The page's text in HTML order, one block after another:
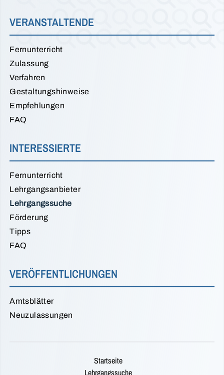
VERANSTALTENDE
Fernunterricht
Zulassung
Verfahren
Gestaltungshinweise
Empfehlungen
FAQ
INTERESSIERTE
Fernunterricht
Lehrgangsanbieter
Lehrgangssuche
Förderung
Tipps
FAQ
VERÖFFENTLICHUNGEN
Amtsblätter
Neuzulassungen
Startseite
Lehrgangssuche